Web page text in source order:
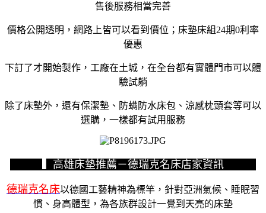
售後服務相當完善
價格公開透明，網路上皆可以看到價位；床墊床組24期0利率
優惠
下訂了才開始製作，工廠在土城，在全台都有實體門市可以體
驗試躺
除了床墊外，還有保潔墊、防螨防水床包、涼感枕頭套等可以
選購，一樣都有試用服務
▍高雄床墊推薦－德瑞克名床店家資訊
德瑞克名床以德國工藝精神為標竿，針對亞洲氣候、睡眠習
慣、身高體型，為各族群設計一覺到天亮的床墊